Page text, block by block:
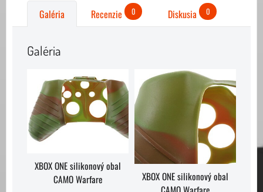
Galéria Recenzie 0 Diskusia 0
Galéria
XBOX ONE silikonový obal
CAMO Warfare
XBOX ONE silikonový obal